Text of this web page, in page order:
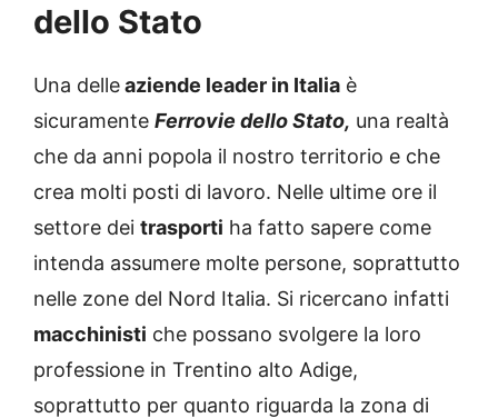
dello Stato
Una delleaziende leader in Italia è
sicuramente Ferrovie dello Stato, una realtà
che da anni popola il nostro territorio e che
crea molti posti di lavoro. Nelle ultime ore il
settore dei trasporti ha fatto sapere come
intenda assumere molte persone, soprattutto
nelle zone del Nord Italia. Si ricercano infatti
macchinisti che possano svolgere la loro
professione in Trentino alto Adige,
soprattutto per quanto riguarda la zona di